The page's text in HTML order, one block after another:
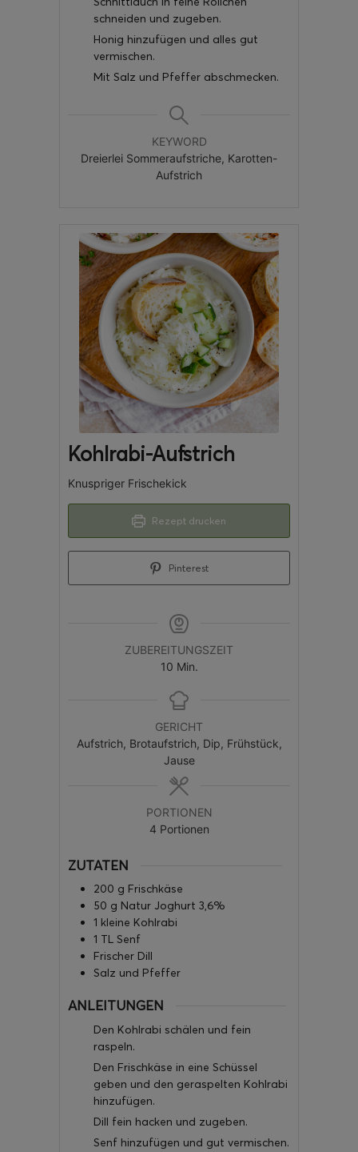
schneiden und zugeben.
Honig hinzufügen und alles gut
vermischen.
Mit Salz und Pfeffer abschmecken.
KEYWORD
Dreierlei Sommeraufstriche, Karotten-
Aufstrich
Kohlrabi-Aufstrich
Knuspriger Frischekick
Rezept drucken
Pinterest
ZUBEREITUNGSZEIT
10 Min.
GERICHT
Aufstrich, Brotaufstrich, Dip, Frühstück,
Jause
PORTIONEN
4 Portionen
ZUTATEN
200 g Frischkäse
50 g Natur Joghurt 3,6%
1 kleine Kohlrabi
1 TL Senf
Frischer Dill
Salz und Pfeffer
ANLEITUNGEN
Den Kohlrabi schälen und fein
raspeln.
Den Frischkäse in eine Schüssel
geben und den geraspelten Kohlrabi
hinzufügen.
Dill fein hacken und zugeben.
Senf hinzufügen und gut vermischen.